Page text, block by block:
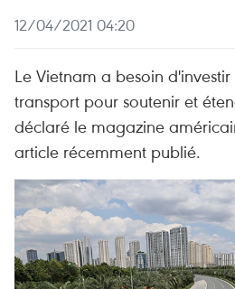
12/04/2021 04:20
Le Vietnam a besoin
transport pour soutenir et
déclaré le magazine
article récemment publié.